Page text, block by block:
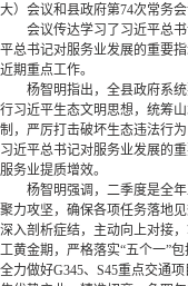
大）会议和县政府第74次常务会
会议传达学习了习近平总
平总书记对服务业发展的重要
近期重点工作。
杨智明指出，全县政府系
行习近平生态文明思想，统筹
制，严厉打击破坏生态违法行
习近平总书记对服务业发展的
服务业提质增效。
杨智明强调，二季度是全
聚力攻坚，确保各项任务落地
深入剖析症结，主动向上对接
工黄金期，严格落实“五个一”
全力做好G345、S45重点交通